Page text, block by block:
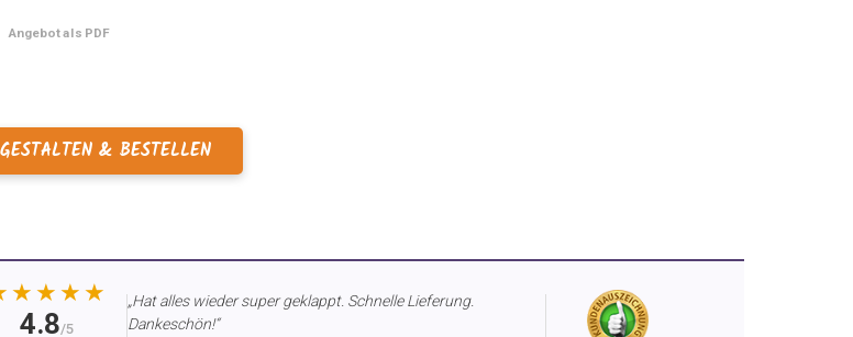
Angebot als PDF
& BESTELLEN
4.8/5
„Hat alles wieder super geklappt. Schnelle Lieferung.
Dankeschön!“